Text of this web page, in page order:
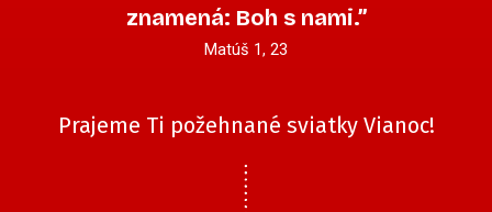
znamená: Boh s nami.”
Matúš 1, 23
Prajeme Ti požehnané sviatky Vianoc!